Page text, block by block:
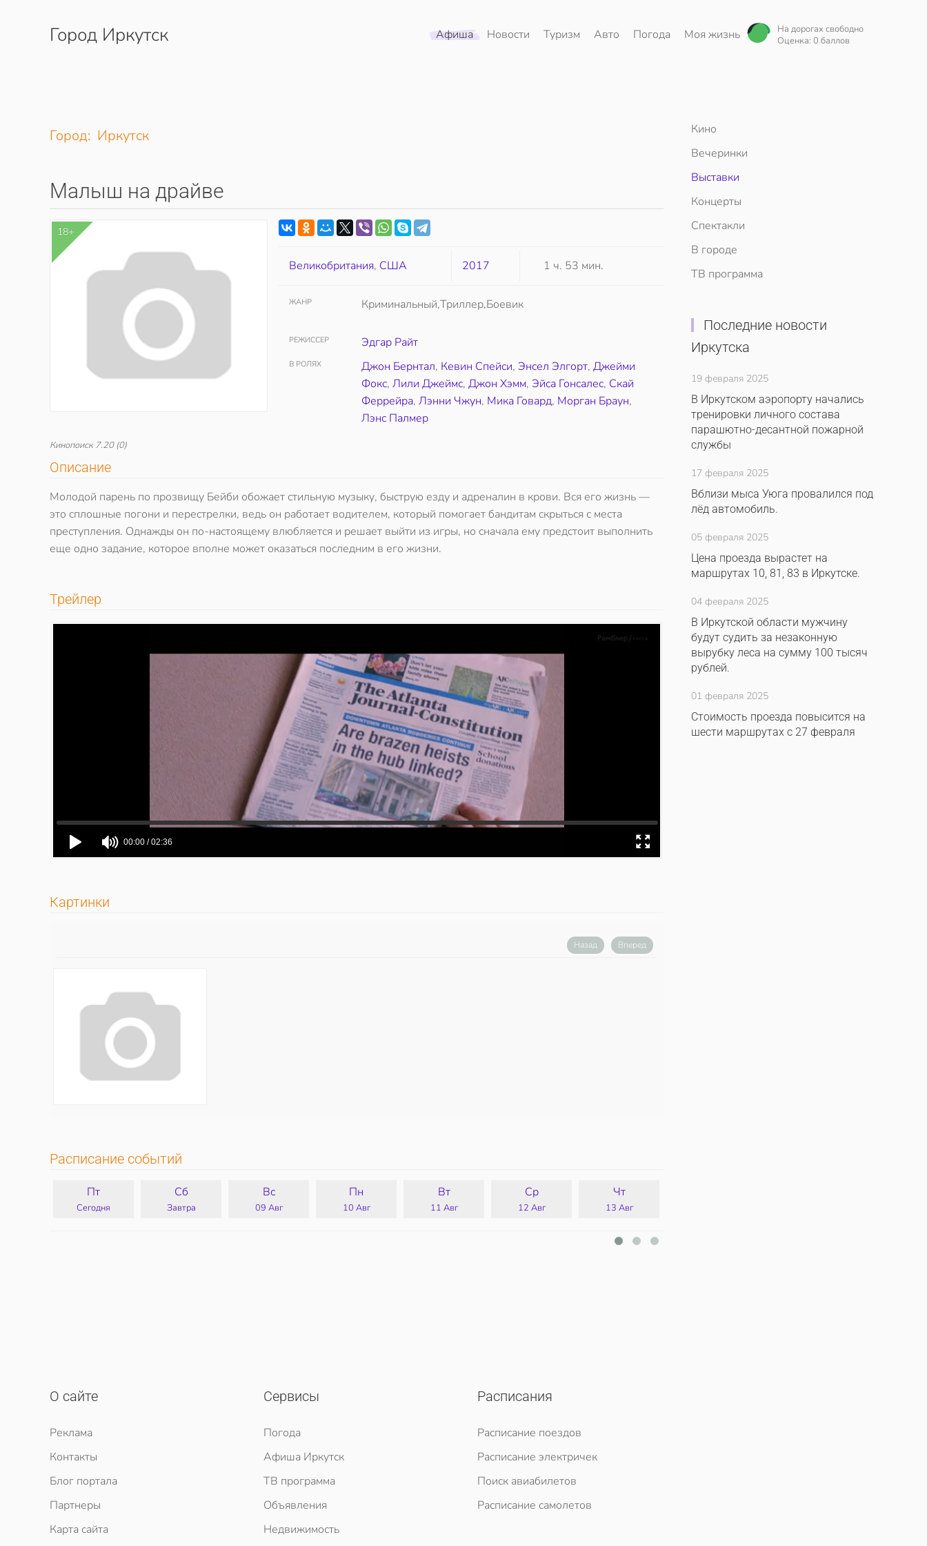
Перейти к содержимому
Город Иркутск Афиша Новости Туризм Авто Погода Моя жизнь
На дорогах свободно
Оценка: 0 баллов
Город: Иркутск
Малыш на драйве
18+
Кинопоиск 7.20(0)
Великобритания, США 2017 1 ч. 53 мин.
ЖАНР Криминальный,Триллер,Боевик
РЕЖИССЕР Эдгар Райт
В РОЛЯХ Джон Бернтал, Кевин Спейси,Энсел Элгорт,Джейми
Фокс,Лили Джеймс,Джон Хэмм,Эйса Гонсалес, Скай
Феррейра,Лэнни Чжун, Мика Говард, Морган Браун,
Лэнс Палмер
Описание
Молодой парень по прозвищу Бейби обожает стильную музыку, быструю езду и адреналин в крови. Вся его жизнь —
это сплошные погони и перестрелки, ведь он работает водителем, который помогает бандитам скрыться с места
преступления. Однажды он по-настоящему влюбляется и решает выйти из игры, но сначала ему предстоит выполнить
еще одно задание, которое вполне может оказаться последним в его жизни.
Трейлер
Картинки
Назад Вперед
Расписание событий
Пт
Сегодня
Сб
Завтра
Вс
09 Авг
Пн
10 Авг
Вт
11 Авг
Ср
12 Авг
Чт
13 Авг
Кино
Вечеринки
Выставки
Концерты
Спектакли
В городе
ТВ программа
Последние новости
Иркутска
19 февраля 2025
В Иркутском аэропорту начались
тренировки личного состава
парашютно-десантной пожарной
службы
17 февраля 2025
Вблизи мыса Уюга провалился под
лёд автомобиль.
05 февраля 2025
Цена проезда вырастет на
маршрутах 10, 81, 83 в Иркутске.
04 февраля 2025
В Иркутской области мужчину
будут судить за незаконную
вырубку леса на сумму 100 тысяч
рублей.
01 февраля 2025
Стоимость проезда повысится на
шести маршрутах с 27 февраля
О сайте
Реклама
Контакты
Блог портала
Партнеры
Карта сайта
Сервисы
Погода
Афиша Иркутск
ТВ программа
Объявления
Недвижимость
Расписания
Расписание поездов
Расписание электричек
Поиск авиабилетов
Расписание самолетов